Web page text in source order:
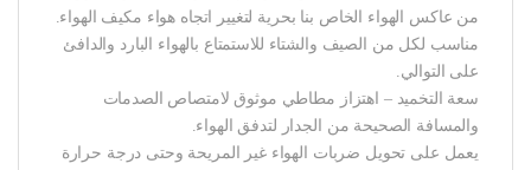
من عاكس الهواء الخاص بنا بحرية لتغيير اتجاه هواء مكيف الهواء.
مناسب لكل من الصيف والشتاء للاستمتاع بالهواء البارد والدافئ
على التوالي.
سعة التخميد – اهتزاز مطاطي موثوق لامتصاص الصدمات
والمسافة الصحيحة من الجدار لتدفق الهواء.
يعمل على تحويل ضربات الهواء غير المريحة وحتى درجة حرارة